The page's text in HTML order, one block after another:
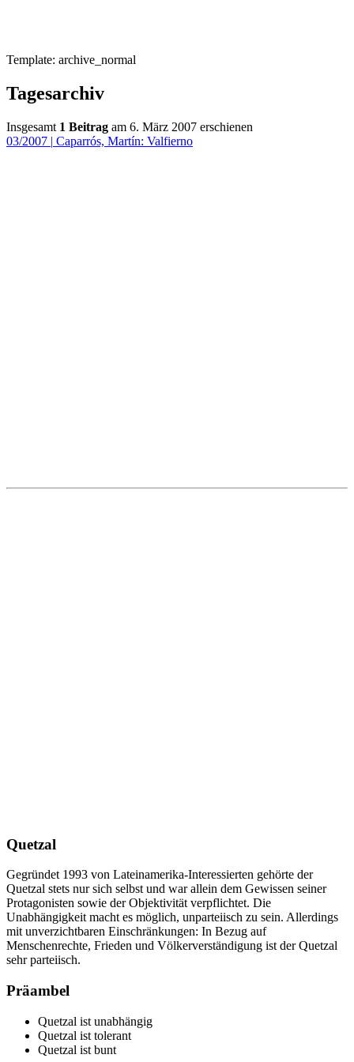
Template: archive_normal
Tagesarchiv
Insgesamt 1 Beitrag am 6. März 2007 erschienen
03/2007 | Caparrós, Martín: Valfierno
Quetzal
Gegründet 1993 von Lateinamerika-Interessierten gehörte der
Quetzal stets nur sich selbst und war allein dem Gewissen seiner
Protagonisten sowie der Objektivität verpflichtet. Die
Unabhängigkeit macht es möglich, unparteiisch zu sein. Allerdings
mit unverzichtbaren Einschränkungen: In Bezug auf
Menschenrechte, Frieden und Völkerverständigung ist der Quetzal
sehr parteiisch.
Präambel
Quetzal ist unabhängig
Quetzal ist tolerant
Quetzal ist bunt